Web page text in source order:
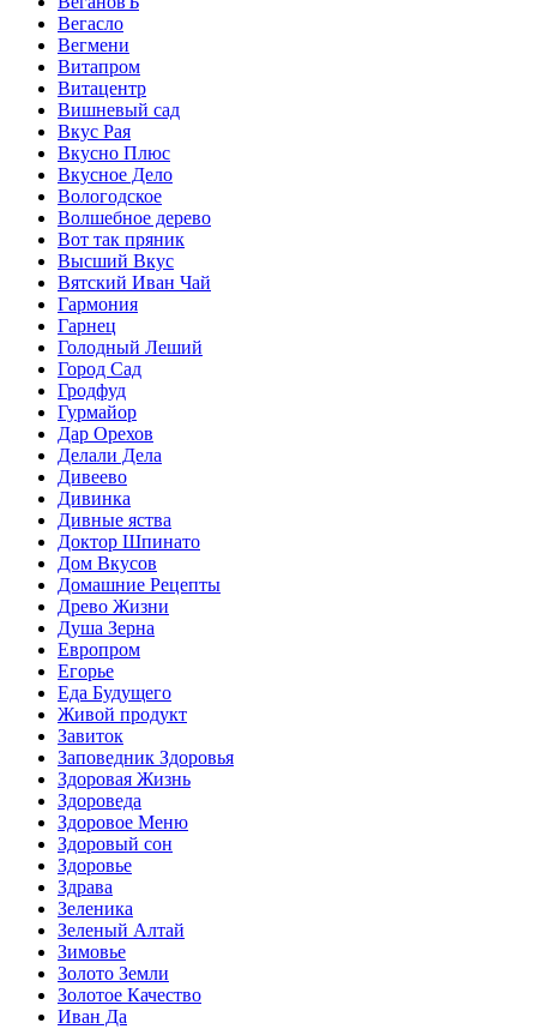
Вегасло
Вегмени
Витапром
Витацентр
Вишневый сад
Вкус Рая
Вкусно Плюс
Вкусное Дело
Вологодское
Волшебное дерево
Вот так пряник
Высший Вкус
Вятский Иван Чай
Гармония
Гарнец
Голодный Леший
Город Сад
Гродфуд
Гурмайор
Дар Орехов
Делали Дела
Дивеево
Дивинка
Дивные яства
Доктор Шпинато
Дом Вкусов
Домашние Рецепты
Древо Жизни
Душа Зерна
Европром
Егорье
Еда Будущего
Живой продукт
Завиток
Заповедник Здоровья
Здоровая Жизнь
Здороведа
Здоровое Меню
Здоровый сон
Здоровье
Здрава
Зеленика
Зеленый Алтай
Зимовье
Золото Земли
Золотое Качество
Иван Да